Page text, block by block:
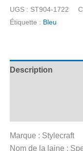
1722
UGS : ST904-1722
Étiquette : Bleu
Description
Marque : Stylecraft
Nom de la laine :